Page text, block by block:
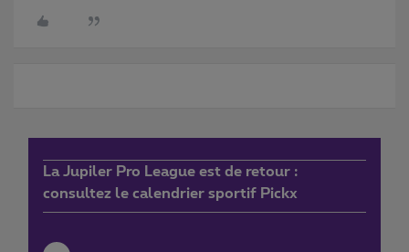
La Jupiler Pro League est de retour :
consultez le calendrier sportif Pickx